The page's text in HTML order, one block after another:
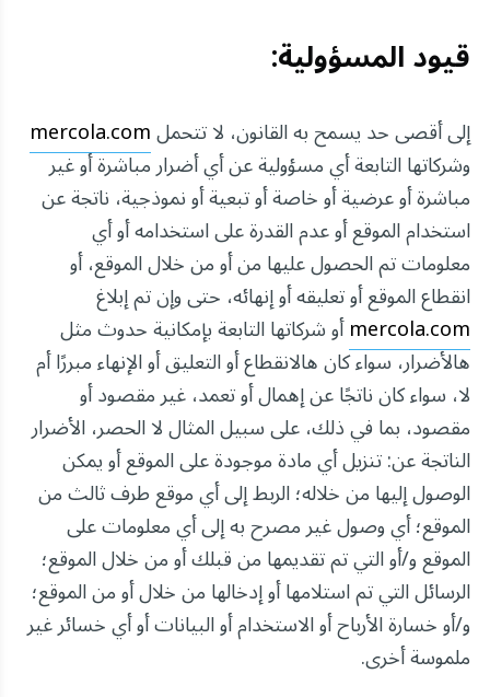
قيود المسؤولية:
إلى أقصى حد يسمح به القانون، لا تتحملmercola.com
وشركاتها التابعة أي مسؤولية عن أي أضرار مباشرة أو غير
مباشرة أو عرضية أو خاصة أو تبعية أو نموذجية، ناتجة عن
استخدام الموقع أو عدم القدرة على استخدامه أو أي
معلومات تم الحصول عليها من أو من خلال الموقع، أو
انقطاع الموقع أو تعليقه أو إنهائه، حتى وإن تم إبلاغ
mercola.comأو شركاتها التابعة بإمكانية حدوث مثل
هالأضرار، سواء كان هالانقطاع أو التعليق أو الإنهاء مبررًا أم
لا، سواء كان ناتجًا عن إهمال أو تعمد، غير مقصود أو
مقصود، بما في ذلك، على سبيل المثال لا الحصر، الأضرار
الناتجة عن: تنزيل أي مادة موجودة على الموقع أو يمكن
الوصول إليها من خلاله؛ الربط إلى أي موقع طرف ثالث من
الموقع؛ أي وصول غير مصرح به إلى أي معلومات على
الموقع و/أو التي تم تقديمها من قبلك أو من خلال الموقع؛
الرسائل التي تم استلامها أو إدخالها من خلال أو من الموقع؛
و/أو خسارة الأرباح أو الاستخدام أو البيانات أو أي خسائر غير
ملموسة أخرى.